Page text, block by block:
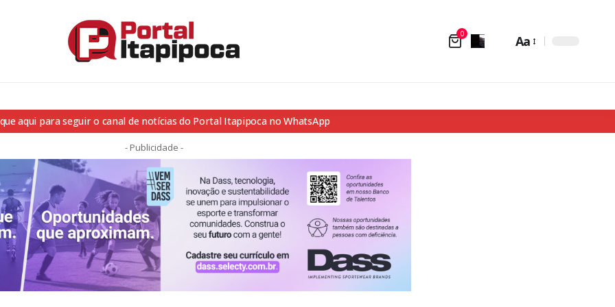
0 Aa
aqui para seguir o canal de notícias do Portal Itapipoca no WhatsApp
- Publicidade -